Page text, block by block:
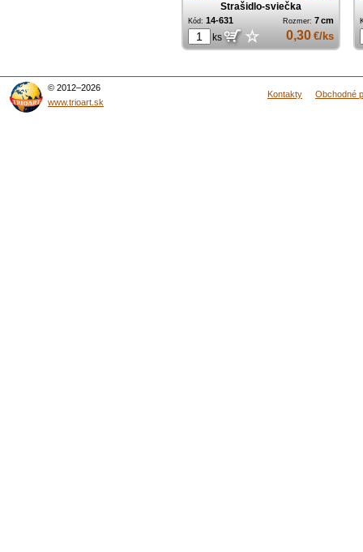
Strašidlo-sviečka
0,30 €/ks
Rozmer: 7 cm
Kód: 14-631
ks
☆
© 2012–2026
www.trioart.sk
Kontakty Obchodné